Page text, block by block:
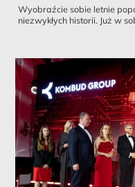
Wyobraźcie sobie letnie
niezwykłych historii. Już w